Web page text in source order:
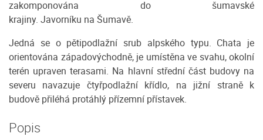
zakomponována do šumavské
krajiny. Javorníku na Šumavě.
Jedná se o pětipodlažní srub alpského typu. Chata je
orientována západovýchodně, je umístěna ve svahu, okolní
terén upraven terasami. Na hlavní střední část budovy na
severu navazuje čtyřpodlažní křídlo, na jižní straně k
budově přiléhá protáhlý přízemní přístavek.
Popis